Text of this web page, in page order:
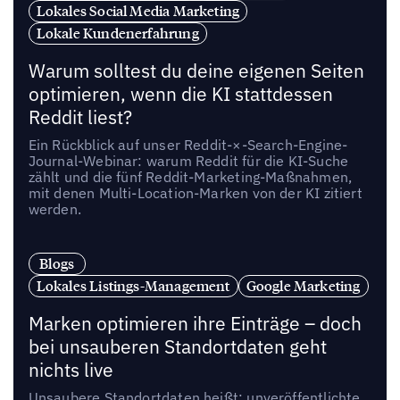
Lokales Social Media Marketing
Lokale Kundenerfahrung
Warum solltest du deine eigenen Seiten
optimieren, wenn die KI stattdessen
Reddit liest?
Ein Rückblick auf unser Reddit-×-Search-Engine-
Journal-Webinar: warum Reddit für die KI-Suche
zählt und die fünf Reddit-Marketing-Maßnahmen,
mit denen Multi-Location-Marken von der KI zitiert
werden.
Blogs
Lokales Listings-Management
Google Marketing
Marken optimieren ihre Einträge – doch
bei unsauberen Standortdaten geht
nichts live